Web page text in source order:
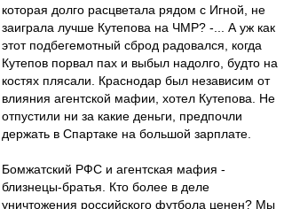
которая долго расцветала рядом с Игной, не
заиграла лучше Кутепова на ЧМР? -... А уж как
этот подбегемотный сброд радовался, когда
Кутепов порвал пах и выбыл надолго, будто на
костях плясали. Краснодар был независим от
влияния агентской мафии, хотел Кутепова. Не
отпустили ни за какие деньги, предпочли
держать в Спартаке на большой зарплате.
Бомжатский РФС и агентская мафия -
близнецы-братья. Кто более в деле
уничтожения российского футбола ценен? Мы